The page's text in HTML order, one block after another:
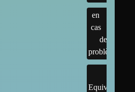
en
cas
de
problème
Equivalents